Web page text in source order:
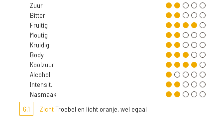
Zuur
Bitter
Fruitig
Moutig
Kruidig
Body
Koolzuur
Alcohol
Intensit.
Nasmaak
6,1
ZichtTroebel en licht oranje, wel egaal